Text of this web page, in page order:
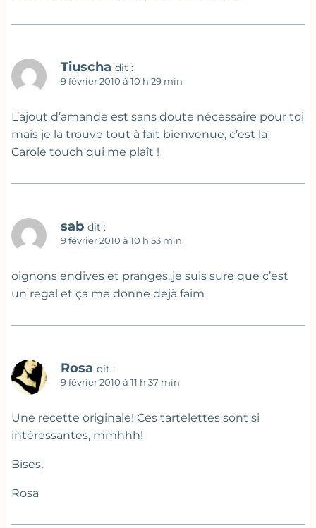
Tiuscha dit :
9 février 2010 à 10 h 29 min
L’ajout d’amande est sans doute nécessaire pour toi
mais je la trouve tout à fait bienvenue, c’est la
Carole touch qui me plaît !
sab dit :
9 février 2010 à 10 h 53 min
oignons endives et pranges..je suis sure que c’est
un regal et ça me donne dejà faim
Rosa dit :
9 février 2010 à 11 h 37 min
Une recette originale! Ces tartelettes sont si
intéressantes, mmhhh!
Bises,
Rosa